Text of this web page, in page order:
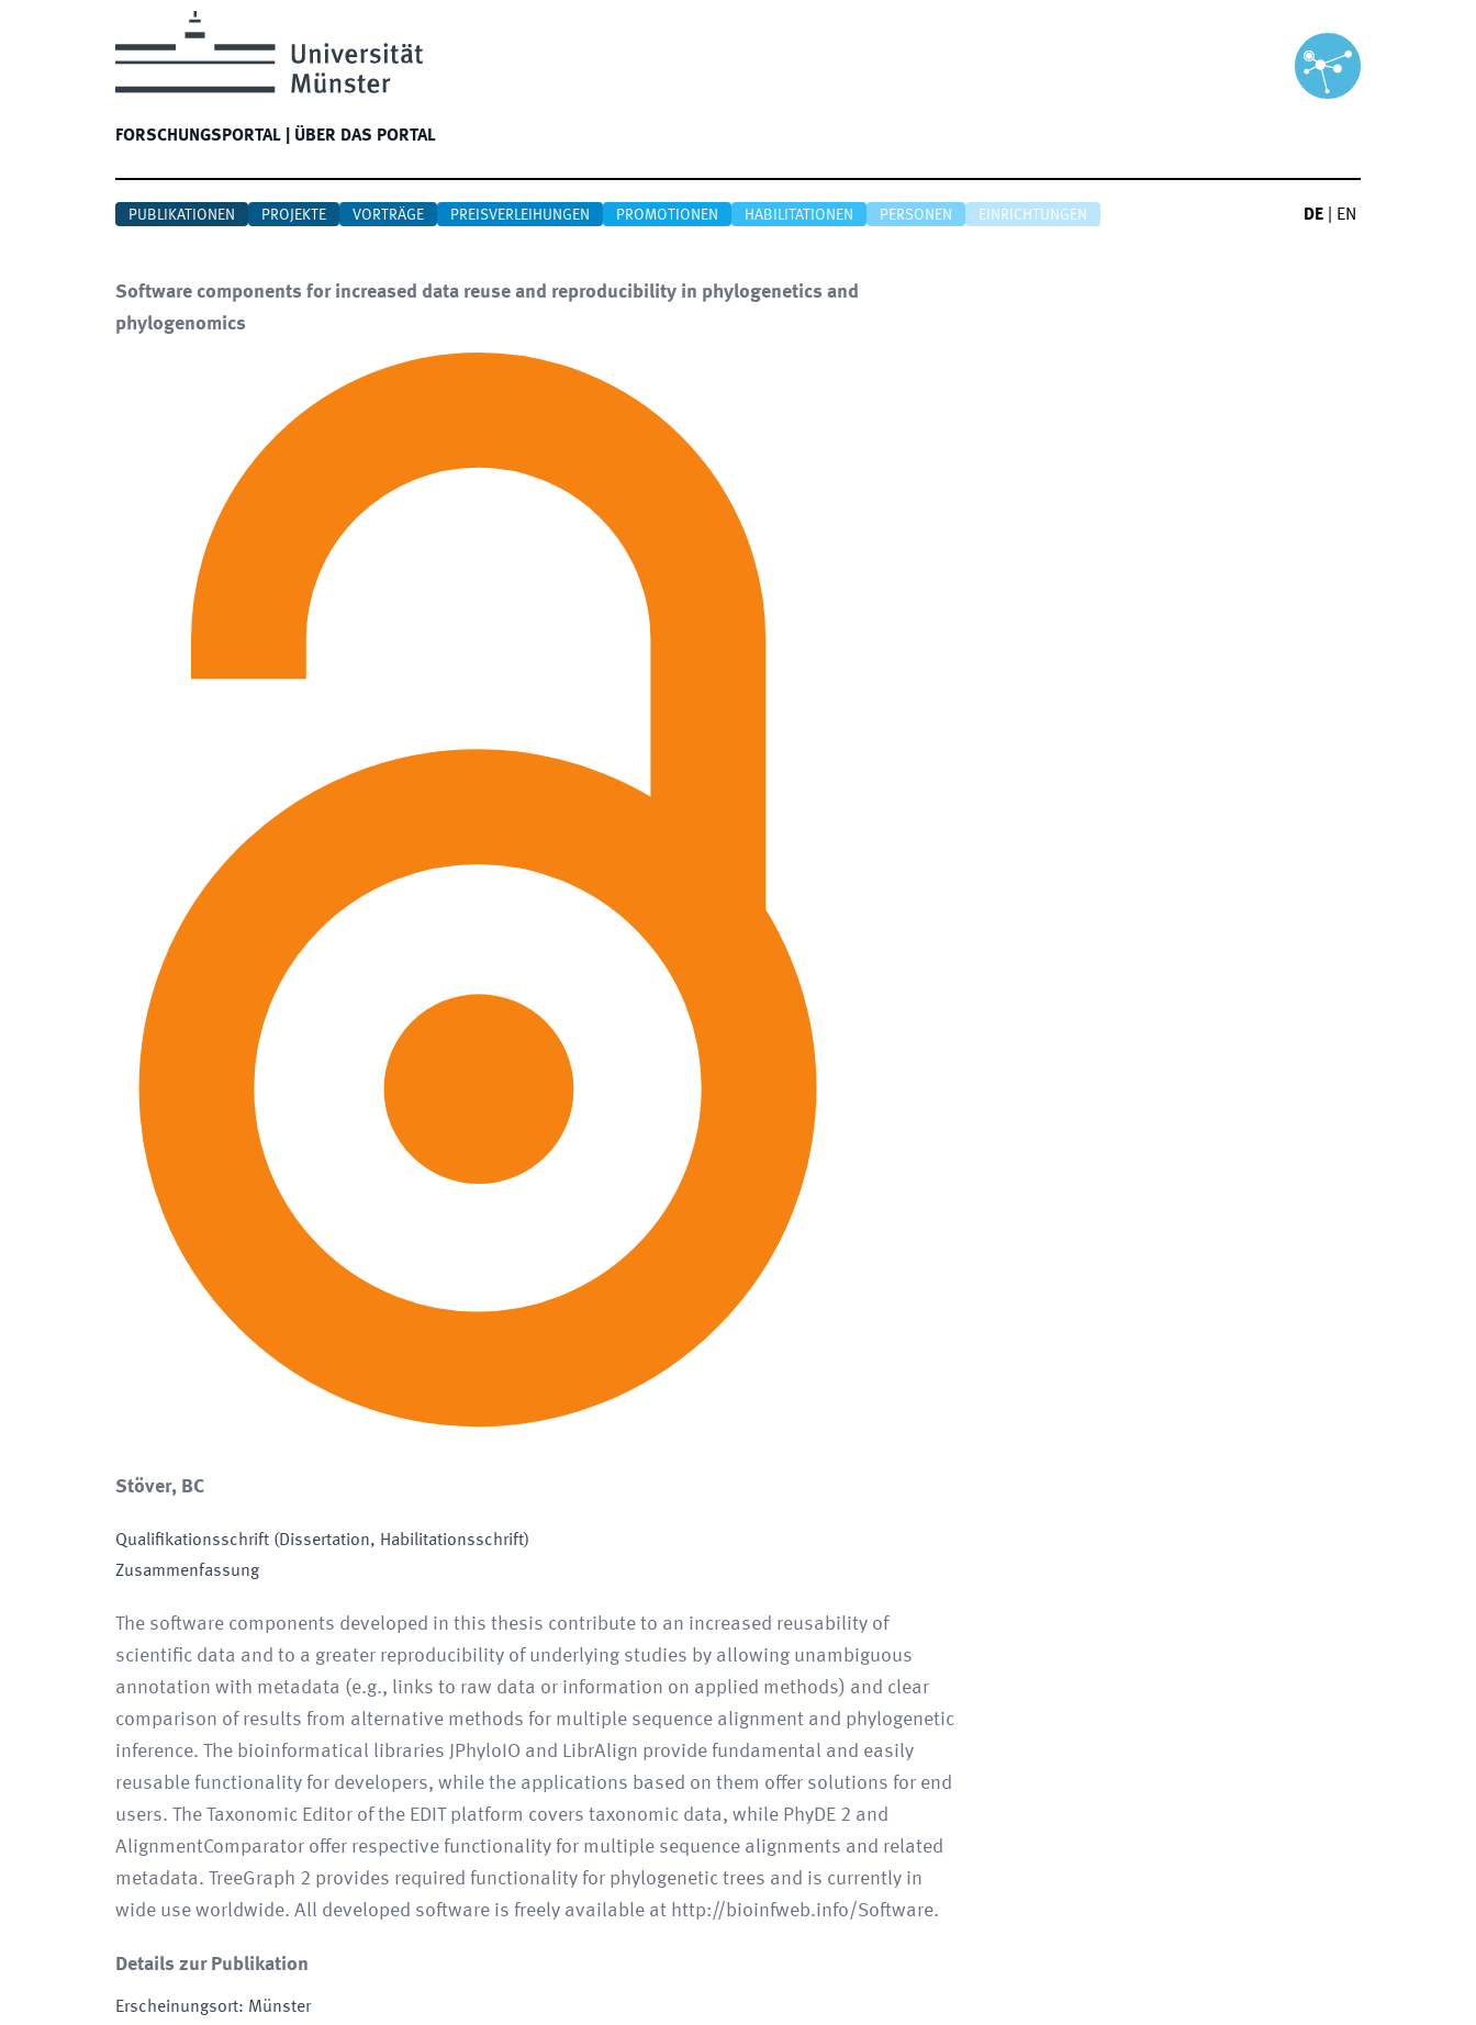
FORSCHUNGSPORTAL ÜBER DAS PORTAL
PUBLIKATIONEN PROJEKTE VORTRÄGE PREISVERLEIHUNGEN PROMOTIONEN HABILITATIONEN PERSONEN EINRICHTUNGEN DE EN
Software components for increased data reuse and reproducibility in phylogenetics and
phylogenomics
Stöver, BC
Qualifikationsschrift (Dissertation, Habilitationsschrift)
Zusammenfassung
The software components developed in this thesis contribute to an increased reusability of
scientific data and to a greater reproducibility of underlying studies by allowing unambiguous
annotation with metadata (e.g., links to raw data or information on applied methods) and clear
comparison of results from alternative methods for multiple sequence alignment and phylogenetic
inference. The bioinformatical libraries JPhyloIO and LibrAlign provide fundamental and easily
reusable functionality for developers, while the applications based on them offer solutions for end
users. The Taxonomic Editor of the EDIT platform covers taxonomic data, while PhyDE 2 and
AlignmentComparator offer respective functionality for multiple sequence alignments and related
metadata. TreeGraph 2 provides required functionality for phylogenetic trees and is currently in
wide use worldwide. All developed software is freely available at http://bioinfweb.info/Software.
Details zur Publikation
Erscheinungsort: Münster